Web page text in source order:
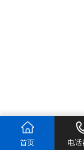
首页 电话